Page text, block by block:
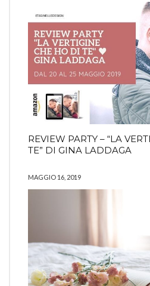
REVIEW PARTY – “LA
TE” DI GINA LADDAGA
MAGGIO 16, 2019